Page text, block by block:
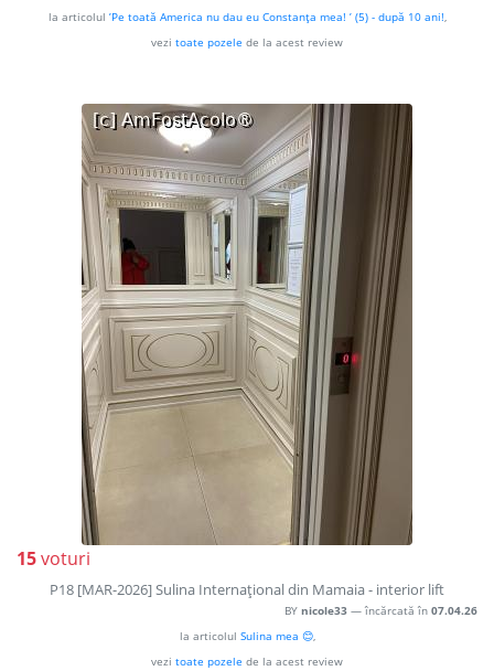
la articolul ’Pe toată America nu dau eu Constanţa mea! ’ (5) - după 10 ani!,
vezi toate pozele de la acest review
15voturi
P18 [MAR-2026] Sulina Internaţional din Mamaia - interior lift
BY nicole33 — încărcată în 07.04.26
la articolul Sulina mea 😊,
vezi toate pozele de la acest review